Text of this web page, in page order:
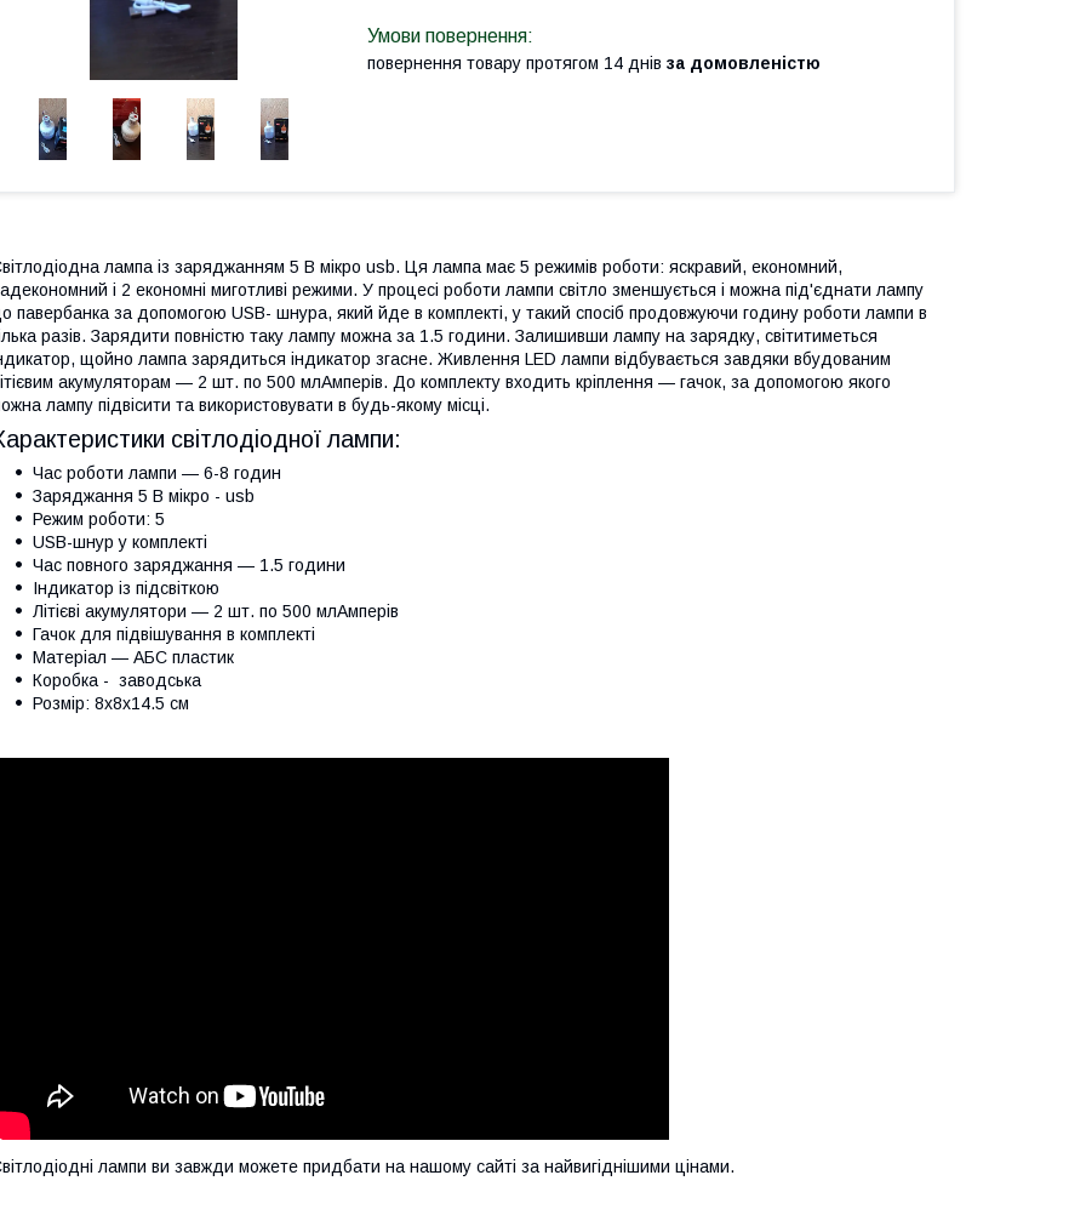
повернення товару протягом 14 днів за домовленістю
лампа із заряджанням 5 В мікро usb. Ця лампа має 5 режимів роботи: яскравий, економний,
і 2 економні миготливі режими. У процесі роботи лампи світло зменшується і можна під'єднати лампу
павербанка за допомогою USB- шнура, який йде в комплекті, у такий спосіб продовжуючи годину роботи лампи в
разів. Зарядити повністю таку лампу можна за 1.5 години. Залишивши лампу на зарядку, світитиметься
щойно лампа зарядиться індикатор згасне. Живлення LED лампи відбувається завдяки вбудованим
акумуляторам — 2 шт. по 500 млАмперів. До комплекту входить кріплення — гачок, за допомогою якого
лампу підвісити та використовувати в будь-якому місці.
світлодіодної лампи:
Час роботи лампи — 6-8 годин
Заряджання 5 В мікро - usb
Режим роботи: 5
USB-шнур у комплекті
Час повного заряджання — 1.5 години
Індикатор із підсвіткою
Літієві акумулятори — 2 шт. по 500 млАмперів
Гачок для підвішування в комплекті
Матеріал — АБС пластик
Коробка - заводська
Розмір: 8х8х14.5 см
лампи ви завжди можете придбати на нашому сайті за найвигіднішими цінами.